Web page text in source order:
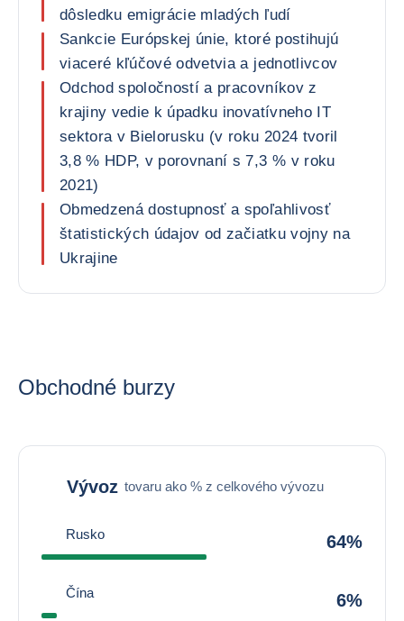
dôsledku emigrácie mladých ľudí
Sankcie Európskej únie, ktoré postihujú
viaceré kľúčové odvetvia a jednotlivcov
Odchod spoločností a pracovníkov z
krajiny vedie k úpadku inovatívneho IT
sektora v Bielorusku (v roku 2024 tvoril
3,8 % HDP, v porovnaní s 7,3 % v roku
2021)
Obmedzená dostupnosť a spoľahlivosť
štatistických údajov od začiatku vojny na
Ukrajine
Obchodné burzy
Vývoz tovaru ako % z celkového vývozu
Rusko 64%
Čína 6%